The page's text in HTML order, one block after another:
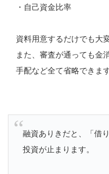
・自己資金比率
資料用意するだけでも大
また、審査が通っても金
手配など全て省略できま
融資ありきだと、「借
投資が止まります。